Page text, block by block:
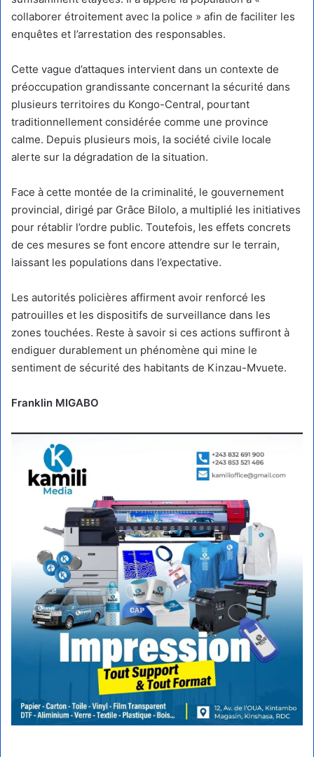
collaborer étroitement avec la police » afin de faciliter les
enquêtes et l’arrestation des responsables.
Cette vague d’attaques intervient dans un contexte de
préoccupation grandissante concernant la sécurité dans
plusieurs territoires du Kongo-Central, pourtant
traditionnellement considérée comme une province
calme. Depuis plusieurs mois, la société civile locale
alerte sur la dégradation de la situation.
Face à cette montée de la criminalité, le gouvernement
provincial, dirigé par Grâce Bilolo, a multiplié les initiatives
pour rétablir l’ordre public. Toutefois, les effets concrets
de ces mesures se font encore attendre sur le terrain,
laissant les populations dans l’expectative.
Les autorités policières affirment avoir renforcé les
patrouilles et les dispositifs de surveillance dans les
zones touchées. Reste à savoir si ces actions suffiront à
endiguer durablement un phénomène qui mine le
sentiment de sécurité des habitants de Kinzau-Mvuete.
Franklin MIGABO